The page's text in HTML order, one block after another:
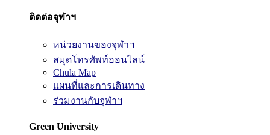
ติดต่อจุฬาฯ
หน่วยงานของจุฬาฯ
สมุดโทรศัพท์ออนไลน์
Chula Map
แผนที่และการเดินทาง
ร่วมงานกับจุฬาฯ
Green University